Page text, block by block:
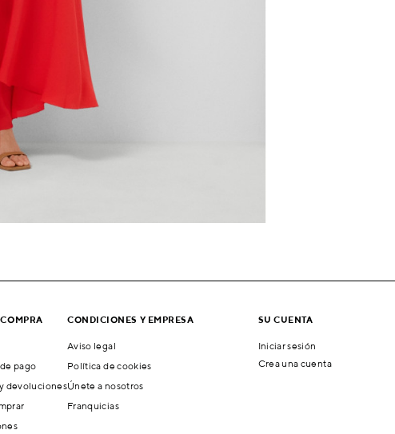
pago
devoluciones
CONDICIONES Y EMPRESA
Aviso legal
Política de cookies
Únete a nosotros
Franquicias
SU CUENTA
Iniciar sesión
Crea una cuenta